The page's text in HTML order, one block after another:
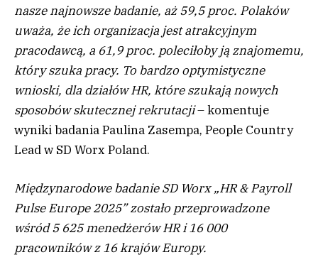
nasze najnowsze badanie, aż 59,5 proc. Polaków
uważa, że ich organizacja jest atrakcyjnym
pracodawcą, a 61,9 proc. poleciłoby ją znajomemu,
który szuka pracy. To bardzo optymistyczne
wnioski, dla działów HR, które szukają nowych
sposobów skutecznej rekrutacji– komentuje
wyniki badania Paulina Zasempa, People Country
Lead w SD Worx Poland.
Międzynarodowe badanie SD Worx „HR & Payroll
Pulse Europe 2025” zostało przeprowadzone
wśród 5 625 menedżerów HR i 16 000
pracowników z 16 krajów Europy.